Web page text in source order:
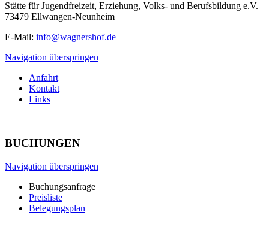
Stätte für Jugendfreizeit, Erziehung, Volks- und Berufsbildung e.V.
73479 Ellwangen-Neunheim
E-Mail: info@wagnershof.de
Navigation überspringen
Anfahrt
Kontakt
Links
BUCHUNGEN
Navigation überspringen
Buchungsanfrage
Preisliste
Belegungsplan